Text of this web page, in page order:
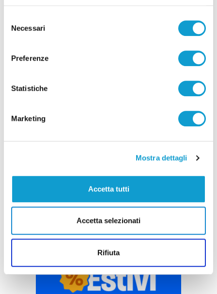
delNecessari
Preferenze
Statistiche
Marketing
Mostra dettagli
Accetta tutti
Accetta selezionati
Rifiuta
Lutto a San Benedetto, morto lo scultore
di Pier Paolo Flammini
Pubblicità